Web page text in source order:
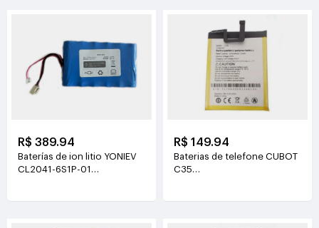
R$ 389.94
Baterías de ion litio YONIEV
CL2041-6S1P-01
R$ 149.94
Baterias de telefone CUBOT
C35